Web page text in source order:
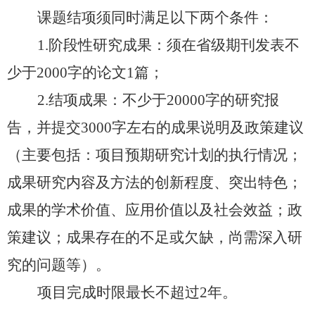
课题结项须同时满足以下两个条件：
1.阶段性研究成果：须在省级期刊发表不
少于2000字的论文1篇；
2.结项成果：不少于20000字的研究报
告，并提交3000字左右的成果说明及政策建议
（主要包括：项目预期研究计划的执行情况；
成果研究内容及方法的创新程度、突出特色；
成果的学术价值、应用价值以及社会效益；政
策建议；成果存在的不足或欠缺，尚需深入研
究的问题等）。
项目完成时限最长不超过2年。